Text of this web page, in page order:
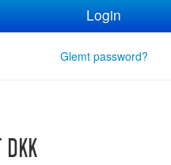
Glemt password?
DKK